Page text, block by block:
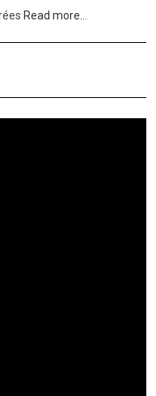
Read more…